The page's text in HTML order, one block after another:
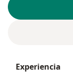
Experiencia